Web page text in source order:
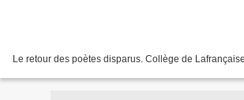
Le retour des poètes disparus. Collège de Lafrançaise